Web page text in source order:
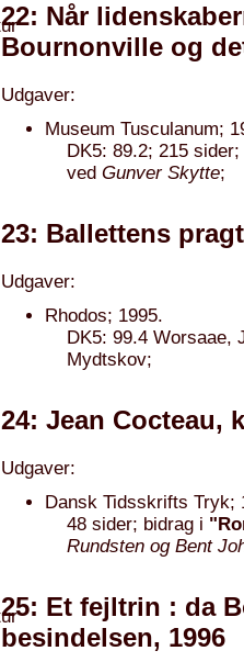
22: Når
Bournonville og
Udgaver:
Museum Tusculanum;
DK5: 89.2; 215
ved Gunver Skytte;
23: Ballettens
Udgaver:
Rhodos; 1995.
DK5: 99.4 Worsaae,
Mydtskov;
24: Jean Cocteau,
Udgaver:
Dansk Tidsskrifts Tryk;
48 sider; bidrag i
Rundsten og Bent
25: Et fejltrin : da
besindelsen, 1996